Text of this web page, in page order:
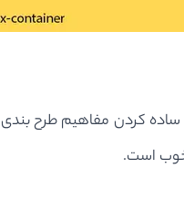
زیاد برای ساده کردن
خوب است.